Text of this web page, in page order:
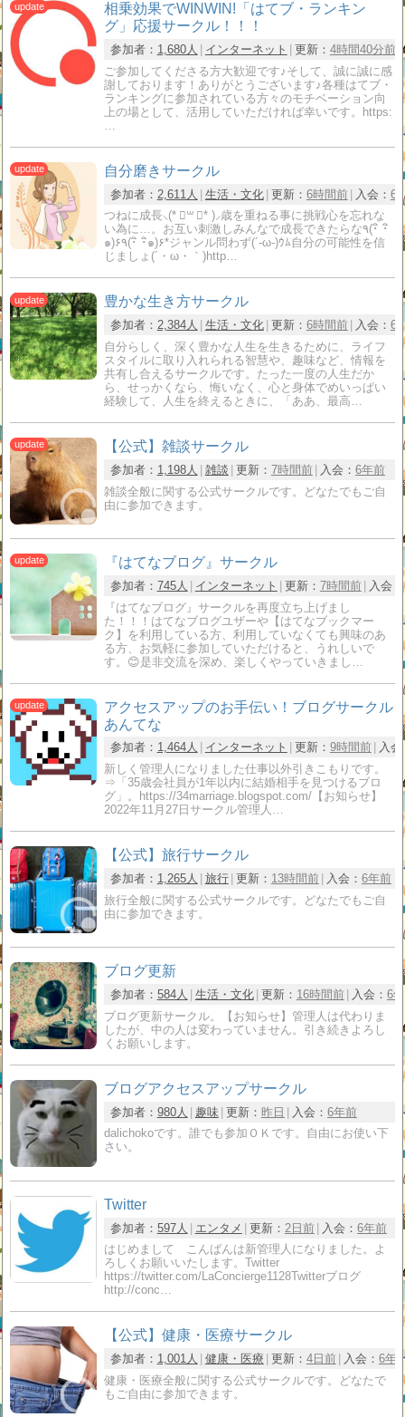
相乗効果でWINWIN!「はてブ・ランキン
グ」応援サークル！！！
参加者： 1,680人 インターネット 更新： 4時間40分前
ご参加してくださる方大歓迎です♪そして、誠に誠に感
謝しております！ありがとうございます♪各種はてブ・
ランキングに参加されている方々のモチベーション向
上の場として、活用していただければ幸いです。https:
自分磨きサークル
参加者： 2,611人 生活・文化 更新： 6時間前 入会： 6
つねに成長⸜(* ॑꒳ ॑* )⸝歳を重ねる事に挑戦心を忘れな
い為に…。お互い刺激しみんなで成長できたらな٩(･ิ ･ิ
๑)۶٩(･ิ ･ิ๑)۶*ジャンル問わず(´-ω-)ｳﾑ自分の可能性を信
じましょ(´・ω・｀)http…
豊かな生き方サークル
参加者： 2,384人 生活・文化 更新： 6時間前 入会： 6
自分らしく、深く豊かな人生を生きるために、ライフ
スタイルに取り入れられる智慧や、趣味など、情報を
共有し合えるサークルです。たった一度の人生だか
ら、せっかくなら、悔いなく、心と身体でめいっぱい
経験して、人生を終えるときに、「ああ、最高…
【公式】雑談サークル
参加者： 1,198人 雑談 更新： 7時間前 入会： 6年前
雑談全般に関する公式サークルです。どなたでもご自
由に参加できます。
『はてなブログ』サークル
参加者： 745人 インターネット 更新： 7時間前 入会：
『はてなブログ』サークルを再度立ち上げまし
た！！！はてなブログユザーや【はてなブックマー
ク】を利用している方、利用していなくても興味のあ
る方、お気軽に参加していただけると、うれしいで
す。😊是非交流を深め、楽しくやっていきまし…
アクセスアップのお手伝い！ブログサークル
あんてな
参加者： 1,464人 インターネット 更新： 9時間前
入会
新しく管理人になりました仕事以外引きこもりです。
⇒「35歳会社員が1年以内に結婚相手を見つけるブロ
グ」。https://34marriage.blogspot.com/【お知らせ】
2022年11月27日サークル管理人…
【公式】旅行サークル
参加者： 1,265人 旅行 更新： 13時間前 入会： 6年前
旅行全般に関する公式サークルです。どなたでもご自
由に参加できます。
ブログ更新
参加者： 584人 生活・文化 更新： 16時間前 入会： 6
ブログ更新サークル。【お知らせ】管理人は代わりま
したが、中の人は変わっていません。引き続きよろし
くお願いします。
ブログアクセスアップサークル
参加者： 980人 趣味 更新： 昨日 入会： 6年前
dalichokoです。誰でも参加ＯＫです。自由にお使い下
さい。
Twitter
参加者： 597人 エンタメ 更新： 2日前 入会： 6年前
はじめまして こんばんは新管理人になりました。よ
ろしくお願いいたします。Twitter
https://twitter.com/LaConcierge1128Twitterブログ
http://conc…
【公式】健康・医療サークル
参加者： 1,001人 健康・医療 更新： 4日前 入会： 6年
健康・医療全般に関する公式サークルです。どなたで
もご自由に参加できます。